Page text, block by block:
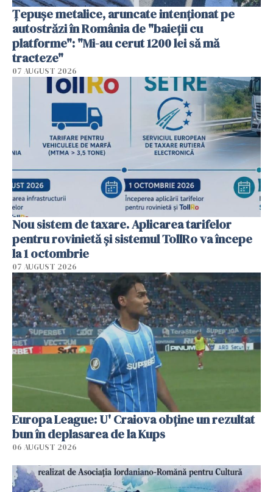
Țepușe metalice, aruncate intenționat pe
autostrăzi în România de "baieții cu
platforme": "Mi-au cerut 1200 lei să mă
tracteze"
07 AUGUST 2026
Nou sistem de taxare. Aplicarea tarifelor
pentru rovinietă şi sistemul TollRo va începe
la 1 octombrie
07 AUGUST 2026
Europa League: U' Craiova obține un rezultat
bun în deplasarea de la Kups
06 AUGUST 2026